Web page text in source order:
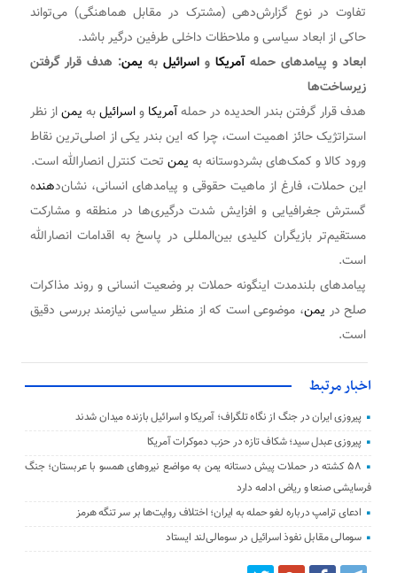
تفاوت در نوع گزارش‌دهی (مشترک در مقابل هماهنگی) می‌تواند
حاکی از ابعاد سیاسی و ملاحظات داخلی طرفین درگیر باشد.
ابعاد و پیامدهای حملهآمریکاو اسرائیلبه یمن: هدف قرار گرفتن
زیرساخت‌ها
هدف قرار گرفتن بندر الحدیده در حملهآمریکا واسرائیلبه یمناز نظر
استراتژیک حائز اهمیت است، چرا که این بندر یکی از اصلی‌ترین نقاط
ورود کالا و کمک‌های بشردوستانه به یمنتحت کنترل انصارالله است.
این حملات، فارغ از ماهیت حقوقی و پیامدهای انسانی، نشان‌دهنده
گسترش جغرافیایی و افزایش شدت درگیری‌ها در منطقه و مشارکت
مستقیم‌تر بازیگران کلیدی بین‌المللی در پاسخ به اقدامات انصارالله
است.
پیامدهای بلندمدت اینگونه حملات بر وضعیت انسانی و روند مذاکرات
صلح در یمن، موضوعی است که از منظر سیاسی نیازمند بررسی دقیق
است.
اخبار مرتبط
پیروزی ایران در جنگ از نگاه تلگراف؛ آمریکا و اسرائیل بازنده میدان شدند
پیروزی عبدل سید؛ شکاف تازه در حزب دموکرات آمریکا
۵۸ کشته در حملات پیش دستانه یمن به مواضع نیروهای همسو با عربستان؛ جنگ
فرسایشی صنعا و ریاض ادامه دارد
ادعای ترامپ درباره لغو حمله به ایران؛ اختلاف روایت‌ها بر سر تنگه هرمز
سومالی مقابل نفوذ اسرائیل در سومالی‌لند ایستاد